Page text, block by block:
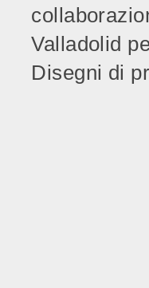
Valladolid
Disegni di